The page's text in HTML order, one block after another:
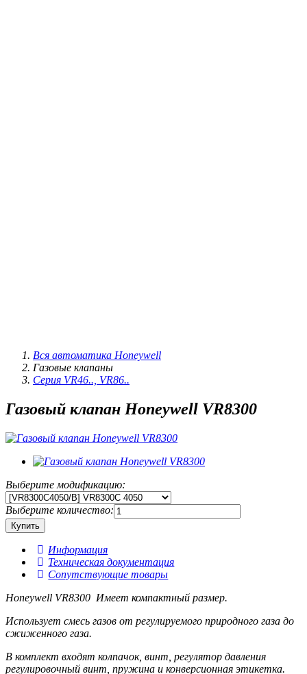
Вся автоматика Honeywell
Газовые клапаны
Серия VR46.., VR86..
Газовый клапан Honeywell VR8300
Выберите модификацию:
Выберите количество:
Информация
Техническая документация
Сопутствующие товары
Honeywell VR8300 Имеет компактный размер.
Использует смесь газов от регулируемого природного газа до
сжиженного газа.
В комплект входят колпачок, винт, регулятор давления
регулировочный винт, пружина и конверсионная этикетка.